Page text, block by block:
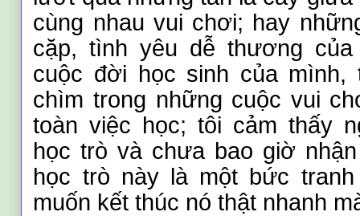
cùng nhau vui chơi; hay
cặp, tình yêu dễ thương
cuộc đời học sinh của mình,
chìm trong những cuộc vui
toàn việc học; tôi cảm thấy
học trò và chưa bao giờ
học trò này là một bức
muốn kết thúc nó thật nhanh